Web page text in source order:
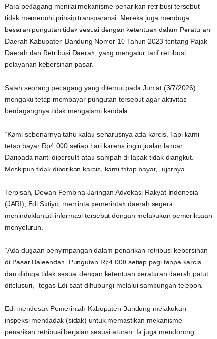
Para pedagang menilai mekanisme penarikan retribusi tersebut
tidak memenuhi prinsip transparansi. Mereka juga menduga
besaran pungutan tidak sesuai dengan ketentuan dalam Peraturan
Daerah Kabupaten Bandung Nomor 10 Tahun 2023 tentang Pajak
Daerah dan Retribusi Daerah, yang mengatur tarif retribusi
pelayanan kebersihan pasar.
Salah seorang pedagang yang ditemui pada Jumat (3/7/2026)
mengaku tetap membayar pungutan tersebut agar aktivitas
berdagangnya tidak mengalami kendala.
“Kami sebenarnya tahu kalau seharusnya ada karcis. Tapi kami
tetap bayar Rp4.000 setiap hari karena ingin jualan lancar.
Daripada nanti dipersulit atau sampah di lapak tidak diangkut.
Meskipun tidak diberikan karcis, kami tetap bayar,” ujarnya.
Terpisah, Dewan Pembina Jaringan Advokasi Rakyat Indonesia
(JARI), Edi Sutiyo, meminta pemerintah daerah segera
menindaklanjuti informasi tersebut dengan melakukan pemeriksaan
menyeluruh.
“Ada dugaan penyimpangan dalam penarikan retribusi kebersihan
di Pasar Baleendah. Pungutan Rp4.000 setiap pagi tanpa karcis
dan diduga tidak sesuai dengan ketentuan peraturan daerah patut
ditelusuri,” tegas Edi saat dihubungi melalui sambungan telepon.
Edi mendesak Pemerintah Kabupaten Bandung melakukan
inspeksi mendadak (sidak) untuk memastikan mekanisme
penarikan retribusi berjalan sesuai aturan. Ia juga mendorong